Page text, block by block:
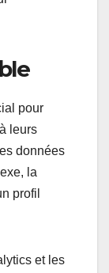
pour
leurs
données
la
profil
et les